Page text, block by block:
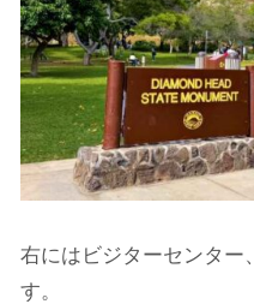
右にはビジターセンター
す。